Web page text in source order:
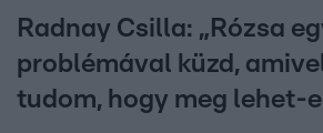
Radnay Csilla: „Rózsa
problémával küzd,
tudom, hogy meg lehet-e